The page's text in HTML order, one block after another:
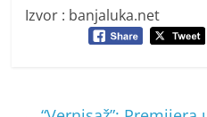
Izvor : banjaluka.net